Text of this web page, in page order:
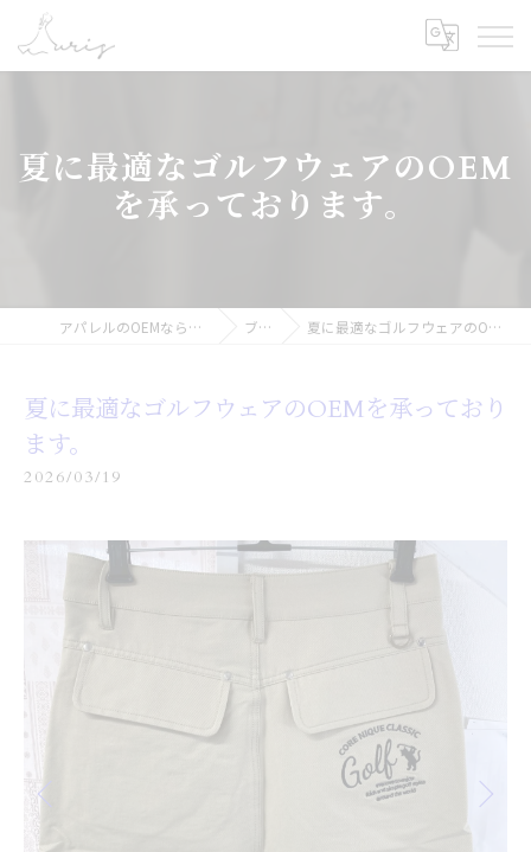
夏に最適なゴルフウェアのOEM
を承っております。
アパレルのOEMなら合同会社オーリス ブログ 夏に最適なゴルフウェアのOEMを承っております。
夏に最適なゴルフウェアのOEMを承っており
ます。
2026/03/19